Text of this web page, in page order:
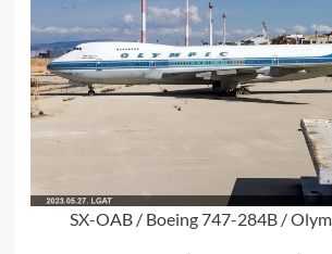
SX-OAB / Boeing 747-284B /